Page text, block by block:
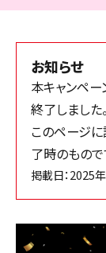
データチ
お知らせ
本キャンペ
終了しました。
このページ
了時のもので
掲載日：2025